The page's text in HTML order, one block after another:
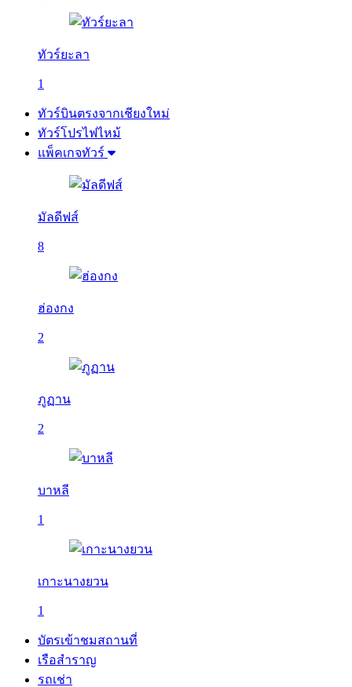
ทัวร์ยะลา
1
ทัวร์บินตรงจากเชียงใหม่
ทัวร์โปรไฟไหม้
แพ็คเกจทัวร์
มัลดีฟส์
8
ฮ่องกง
2
ภูฏาน
2
บาหลี
1
เกาะนางยวน
1
บัตรเข้าชมสถานที่
เรือสำราญ
รถเช่า